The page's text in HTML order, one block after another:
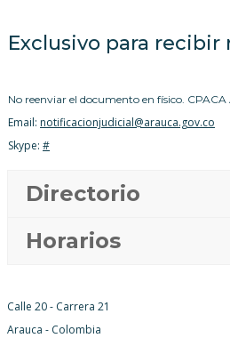
Exclusivo para
No reenviar el documento en físico. CPACA
Email: notificacionjudicial@arauca.gov.co
Skype: #
Directorio
Horarios
Calle 20 - Carrera 21
Arauca - Colombia